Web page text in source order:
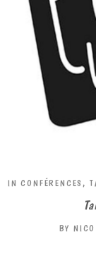
IN CONFÉRENCES,
BY NICO